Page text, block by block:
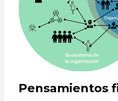
Pensamientos